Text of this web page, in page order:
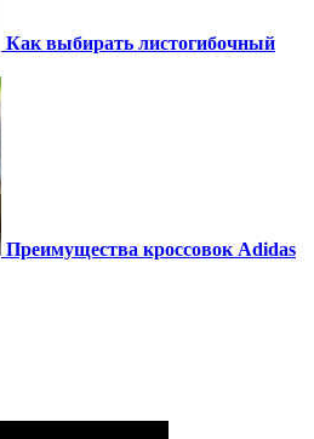
Как выбирать листогибочный
Преимущества кроссовок Adidas